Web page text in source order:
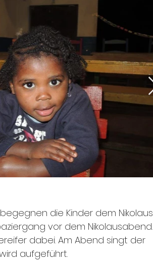
die Kinder dem Nikolaus
vor dem Nikolausabend.
dabei. Am Abend singt der
aufgeführt.